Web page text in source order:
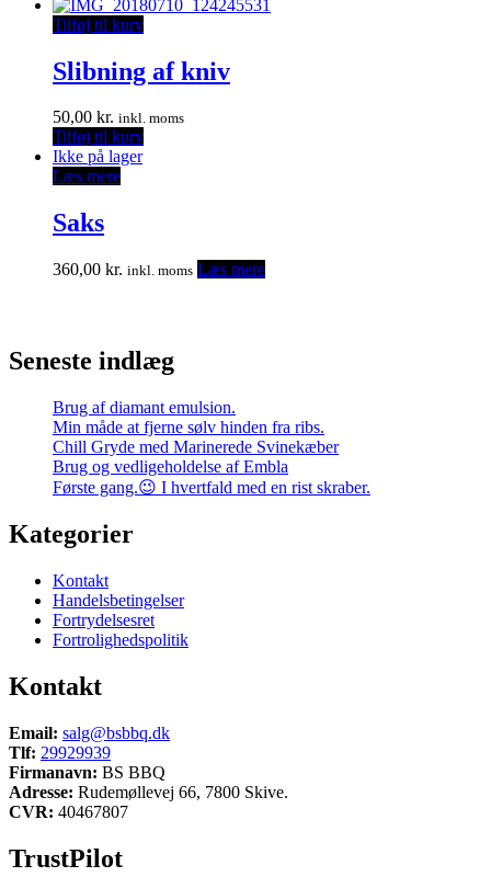
Tilføj til kurv
Slibning af kniv
50,00 kr. inkl. moms
Tilføj til kurv
Ikke på lager
Læs mere
Saks
360,00 kr. inkl. moms Læs mere
Seneste indlæg
Brug af diamant emulsion.
Min måde at fjerne sølv hinden fra ribs.
Chill Gryde med Marinerede Svinekæber
Brug og vedligeholdelse af Embla
Første gang.😉 I hvertfald med en rist skraber.
Kategorier
Kontakt
Handelsbetingelser
Fortrydelsesret
Fortrolighedspolitik
Kontakt
Email: salg@bsbbq.dk
Tlf: 29929939
Firmanavn: BS BBQ
Adresse: Rudemøllevej 66, 7800 Skive.
CVR: 40467807
TrustPilot